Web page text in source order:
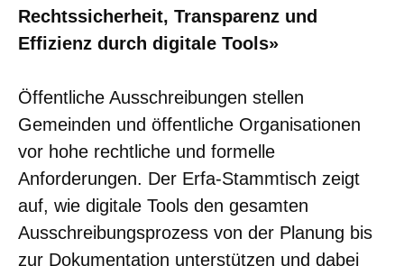
Rechtssicherheit, Transparenz und
Effizienz durch digitale Tools»
Öffentliche Ausschreibungen stellen
Gemeinden und öffentliche Organisationen
vor hohe rechtliche und formelle
Anforderungen. Der Erfa-Stammtisch zeigt
auf, wie digitale Tools den gesamten
Ausschreibungsprozess von der Planung bis
zur Dokumentation unterstützen und dabei